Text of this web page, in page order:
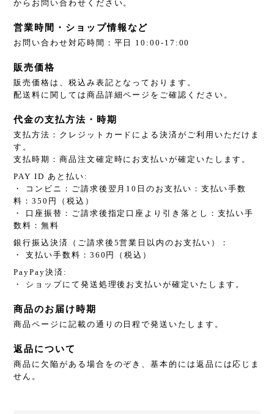
からお問い合わせください。
営業時間・ショップ情報など
お問い合わせ対応時間：平日 10:00-17:00
販売価格
販売価格は、税込み表記となっております。
配送料に関しては商品詳細ページをご確認ください。
代金の支払方法・時期
支払方法：クレジットカードによる決済がご利用いただけま
す。
支払時期：商品注文確定時にお支払いが確定いたします。
PAY ID あと払い:
・ コンビニ：ご請求後翌月10日のお支払い：支払い手数
料：350円（税込）
・ 口座振替：ご請求後指定口座より引き落とし：支払い手
数料：無料
銀行振込決済（ご請求後5営業日以内のお支払い）：
・ 支払い手数料：360円（税込）
PayPay決済:
・ ショップにて発送処理後お支払いが確定いたします。
商品のお届け時期
商品ページに記載の通りの日程で発送いたします。
返品について
商品に欠陥がある場合をのぞき、基本的には返品には応じま
せん。